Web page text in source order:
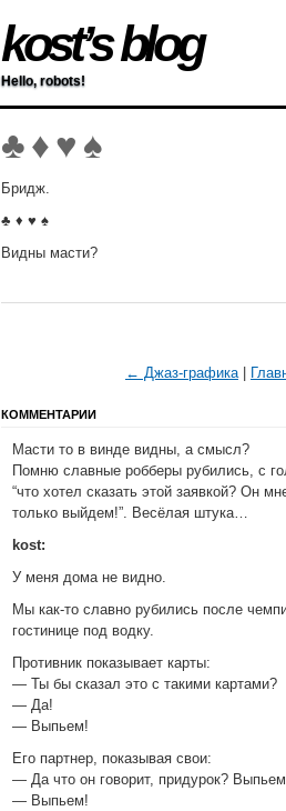
kost’s blog
Hello, robots!
♣ ♦ ♥ ♠
Бридж.
♣ ♦ ♥ ♠
Видны масти?
← Джаз-графика|
КОММЕНТАРИИ
Масти то в винде видны, а смысл?
Помню славные робберы рубились, с
“что хотел сказать этой заявкой? Он
только выйдем!”. Весёлая штука…
kost:
У меня дома не видно.
Мы как-то славно рубились после
гостинице под водку.
Противник показывает карты:
— Ты бы сказал это с такими картами?
— Да!
— Выпьем!
Его партнер, показывая свои:
— Да что он говорит, придурок?
— Выпьем!